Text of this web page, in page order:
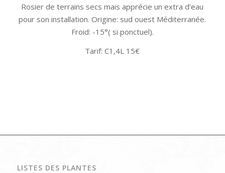
Rosier de terrains secs mais apprécie un extra d’eau
pour son installation. Origine: sud ouest Méditerranée.
Froid: -15°( si ponctuel).
Tarif: C1,4L 15€
LISTES DES PLANTES